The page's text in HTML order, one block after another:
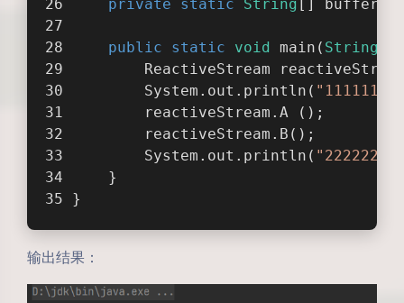
private static String [] buffer
public static void main ( String
ReactiveStream
        System.out.println(
"111111"
        reactiveStream.A ();
        reactiveStream.B();
        System.out.println(
"222222"
    }
}
输出结果：